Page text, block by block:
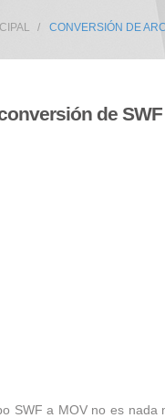
CONVERSIÓN DE
de
SWF a MOV no es nada